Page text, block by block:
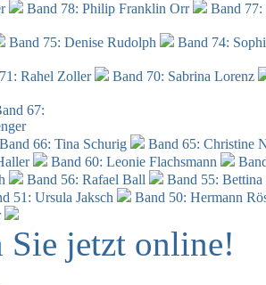
Band 78: Philip Franklin Orr
Band
Band 75: Denise Rudolph
Band 74:
Rahel Zoller
Band 70: Sabrina Lorenz
67:
Band 66: Tina Schurig
Band 65: Christine
Band 60: Leonie Flachsmann
Band 56: Rafael Ball
Band 55:
51: Ursula Jaksch Band 50: Hermann
Sie jetzt online!